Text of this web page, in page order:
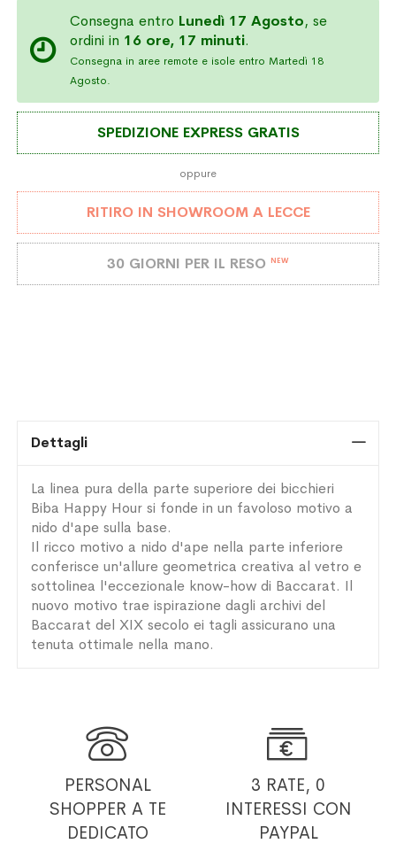
Consegna entro Lunedì 17 Agosto, se
ordini in 16 ore, 17 minuti.
Consegna in aree remote e isole entro Martedì 18
Agosto.
SPEDIZIONE EXPRESS GRATIS
oppure
RITIRO IN SHOWROOM A LECCE
30 GIORNI PER IL RESO NEW
Dettagli
La linea pura della parte superiore dei bicchieri
Biba Happy Hour si fonde in un favoloso motivo a
nido d'ape sulla base.
Il ricco motivo a nido d'ape nella parte inferiore
conferisce un'allure geometrica creativa al vetro e
sottolinea l'eccezionale know-how di Baccarat. Il
nuovo motivo trae ispirazione dagli archivi del
Baccarat del XIX secolo ei tagli assicurano una
tenuta ottimale nella mano.

PERSONAL
SHOPPER A TE
DEDICATO

3 RATE, 0
INTERESSI CON
PAYPAL